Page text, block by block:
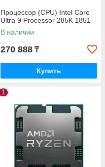
Процессор (CPU) Intel Core
Ultra 9 Processor 285K 1851
В наличии
270 888 ₸
Купить
1